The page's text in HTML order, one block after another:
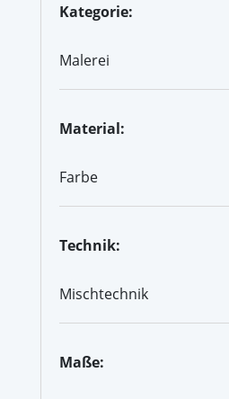
Kategorie:
Malerei
Material:
Farbe
Technik:
Mischtechnik
Maße: